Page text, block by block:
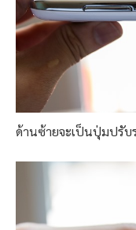
ด้านซ้ายจะเป็นปุ่มปรับ